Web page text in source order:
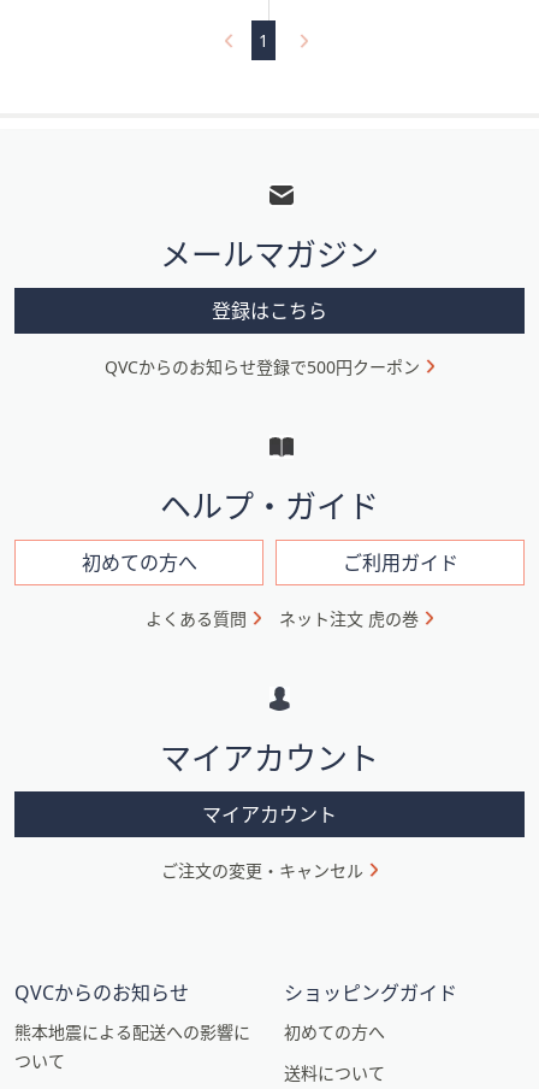
1
メ
ニ
ン
ン
メールマガジン
登録はこちら
QVCからのお知らせ登録で500円クーポン
ヘルプ・ガイド
初めての方へ ご利用ガイド
よくある質問 ネット注文 虎の巻
マイアカウント
マイアカウント
ご注文の変更・キャンセル
QVCからのお知らせ
熊本地震による配送への影響に
ついて
ショッピングガイド
初めての方へ
送料について